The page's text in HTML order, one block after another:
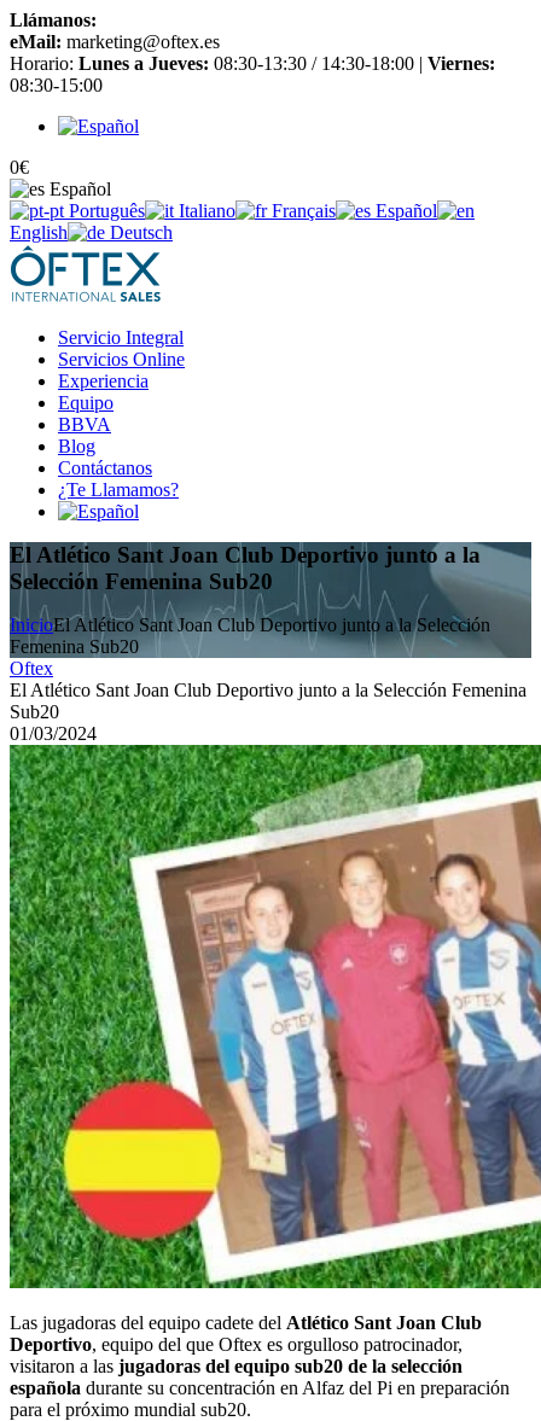
Llámanos:
eMail: marketing@oftex.es
Horario: Lunes a Jueves: 08:30-13:30 / 14:30-18:00 | Viernes:
08:30-15:00
0€
Español
Português
Italiano Français
Español
English
Deutsch
Servicio Integral
Servicios Online
Experiencia
Equipo
BBVA
Blog
Contáctanos
¿Te Llamamos?
El Atlético Sant Joan Club Deportivo junto a la
Selección Femenina Sub20
InicioEl Atlético Sant Joan Club Deportivo junto a la Selección
Femenina Sub20
Oftex
El Atlético Sant Joan Club Deportivo junto a la Selección Femenina
Sub20
01/03/2024
Las jugadoras del equipo cadete del Atlético Sant Joan Club
Deportivo, equipo del que Oftex es orgulloso patrocinador,
visitaron a las jugadoras del equipo sub20 de la selección
española durante su concentración en Alfaz del Pi en preparación
para el próximo mundial sub20.